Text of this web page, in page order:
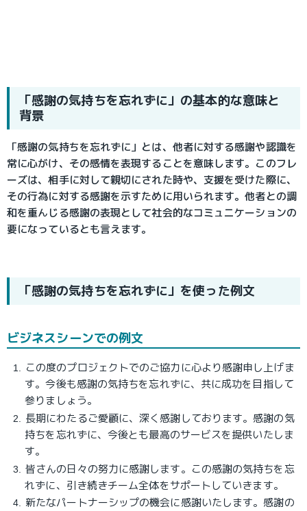
「感謝の気持ちを忘れずに」の基本的な意味と
背景
「感謝の気持ちを忘れずに」とは、他者に対する感謝や認識を
常に心がけ、その感情を表現することを意味します。このフレ
ーズは、相手に対して親切にされた時や、支援を受けた際に、
その行為に対する感謝を示すために用いられます。他者との調
和を重んじる感謝の表現として社会的なコミュニケーションの
要になっているとも言えます。
「感謝の気持ちを忘れずに」を使った例文
ビジネスシーンでの例文
この度のプロジェクトでのご協力に心より感謝申し上げま
す。今後も感謝の気持ちを忘れずに、共に成功を目指して
参りましょう。
長期にわたるご愛顧に、深く感謝しております。感謝の気
持ちを忘れずに、今後とも最高のサービスを提供いたしま
す。
皆さんの日々の努力に感謝します。この感謝の気持ちを忘
れずに、引き続きチーム全体をサポートしていきます。
新たなパートナーシップの機会に感謝いたします。感謝の